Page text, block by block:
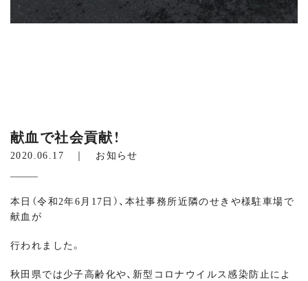
献血で社会貢献！
2020.06.17 ｜ お知らせ
本日（令和2年6月17日）、本社事務所近隣のせきや様駐車場で
献血が
行われました。
秋田県では少子高齢化や、新型コロナウイルス感染防止によ